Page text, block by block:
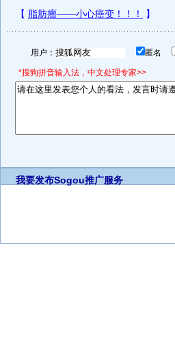
用户： 匿名
*搜狗拼音输入法，中文处理专家>>
我要发布Sogou推广服务